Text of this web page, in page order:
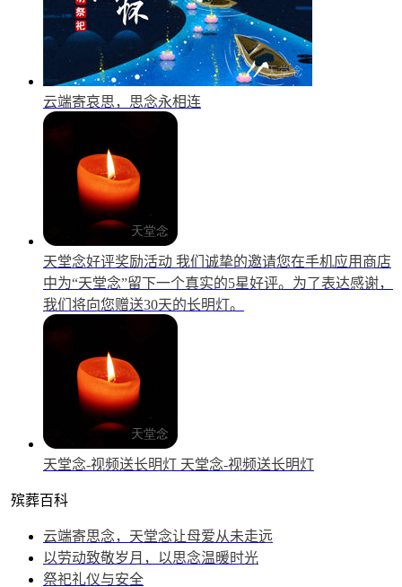
云端寄哀思，思念永相连
天堂念好评奖励活动 我们诚挚的邀请您在手机应用商店
中为“天堂念”留下一个真实的5星好评。为了表达感谢，
我们将向您赠送30天的长明灯。
天堂念-视频送长明灯 天堂念-视频送长明灯
殡葬百科
云端寄思念，天堂念让母爱从未走远
以劳动致敬岁月，以思念温暖时光
祭祀礼仪与安全